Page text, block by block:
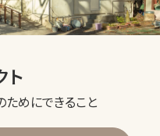
ト
ためにできること